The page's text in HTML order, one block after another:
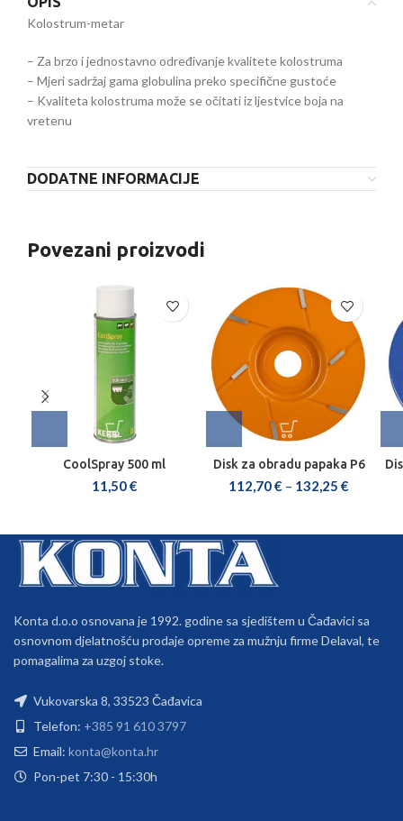
Kolostrum-metar
– Za brzo i jednostavno određivanje kvalitete kolostruma
– Mjeri sadržaj gama globulina preko specifične gustoće
– Kvaliteta kolostruma može se očitati iz ljestvice boja na
vretenu
DODATNE INFORMACIJE
Povezani proizvodi
CoolSpray 500 ml
11,50€
Disk za obradu papaka P6
112,70€ – 132,25 €
Konta d.o.o osnovana je 1992. godine sa sjedištem u Čađavici sa
osnovnom djelatnošću prodaje opreme za mužnju firme Delaval, te
pomagalima za uzgoj stoke.
Vukovarska 8, 33523 Čađavica
Telefon: +385 91 610 3797
Email: konta@konta.hr
Pon-pet 7:30 - 15:30h